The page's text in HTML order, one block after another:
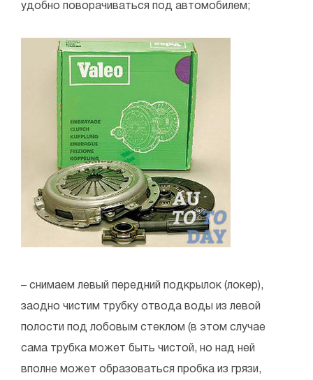
удобно поворачиваться под автомобилем;
– снимаем левый передний подкрылок (локер),
заодно чистим трубку отвода воды из левой
полости под лобовым стеклом (в этом случае
сама трубка может быть чистой, но над ней
вполне может образоваться пробка из грязи,